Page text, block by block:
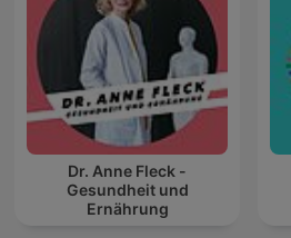
Dr. Anne Fleck -
Gesundheit und
Ernährung